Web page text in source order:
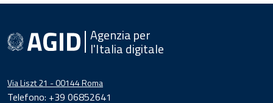
Agenzia per
l'Italia digitale
Via Liszt 21 - 00144 Roma
Telefono: +39 06852641